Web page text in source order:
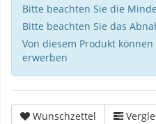
Bitte beachten Sie die
Bitte beachten Sie das
Von diesem Produkt
erwerben
Wunschzettel